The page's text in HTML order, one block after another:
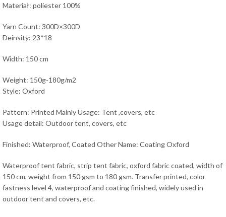
Materiał: poliester 100%
Yarn Count: 300D×300D
Deinsity: 23*18
Width: 150 cm
Weight: 150g-180g/m2
Style: Oxford
Pattern: Printed Mainly Usage: Tent ,covers, etc
Usage detail: Outdoor tent, covers, etc
Finished: Waterproof, Coated Other Name: Coating Oxford
Waterproof tent fabric, strip tent fabric, oxford fabric coated, width of
150 cm, weight from 150 gsm to 180 gsm. Transfer printed, color
fastness level 4, waterproof and coating finished, widely used in
outdoor tent and covers, etc.